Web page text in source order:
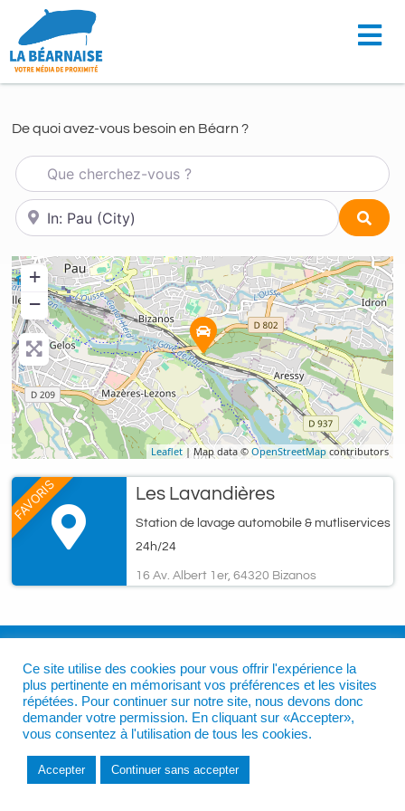
De quoi avez-vous besoin en Béarn ?
Que cherchez-vous ?
À proximité de...
+
−
Leaflet | Map data © OpenStreetMap contributors
FAVORIS Les Lavandières
Station de lavage automobile & mutliservices
24h/24
16 Av. Albert 1er, 64320 Bizanos
Ce site utilise des cookies pour vous offrir l'expérience la
plus pertinente en mémorisant vos préférences et les visites
répétées. Pour continuer sur notre site, nous devons donc
demander votre permission. En cliquant sur «Accepter»,
vous consentez à l'utilisation de tous les cookies.
Accepter Continuer sans accepter